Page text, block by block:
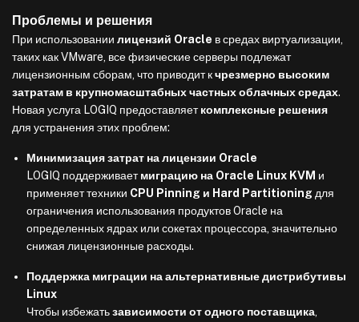
Проблемы и решения
При использовании лицензий Oracle в средах виртуализации,
таких как VMware, все физические серверы подлежат
лицензионным сборам, что приводит кчрезмерно высоким
затратам в крупномасштабных частных облачных средах.
Новая услуга LOGIQ предоставляеткомплексные решения
для устранения этих проблем:
Минимизация затрат на лицензии Oracle
LOGIQ поддерживаетмиграцию на Oracle Linux KVM и
применяет техники CPU Pinning и Hard Partitioning для
ограничения использования продуктов Oracle на
определенных ядрах или сокетах процессора, значительно
снижая лицензионные расходы.
Поддержка миграции на альтернативные дистрибутивы
Linux
Чтобы избежатьзависимости от одного поставщика